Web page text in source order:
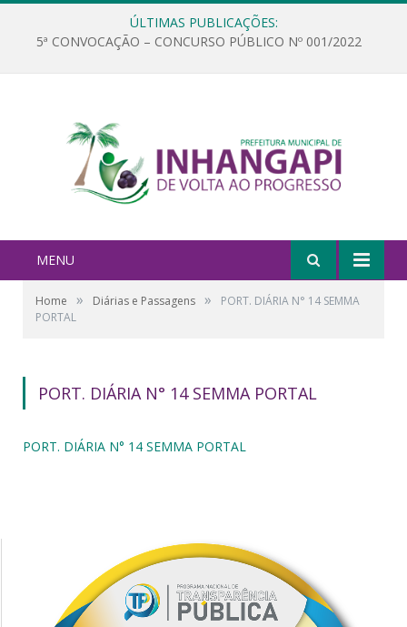
ÚLTIMAS PUBLICAÇÕES:
5ª CONVOCAÇÃO – CONCURSO PÚBLICO Nº 001/2022
MENU
Home » Diárias e Passagens »
PORT. DIÁRIA N° 14 SEMMA
PORTAL
PORT. DIÁRIA N° 14 SEMMA PORTAL
PORT. DIÁRIA N° 14 SEMMA PORTAL